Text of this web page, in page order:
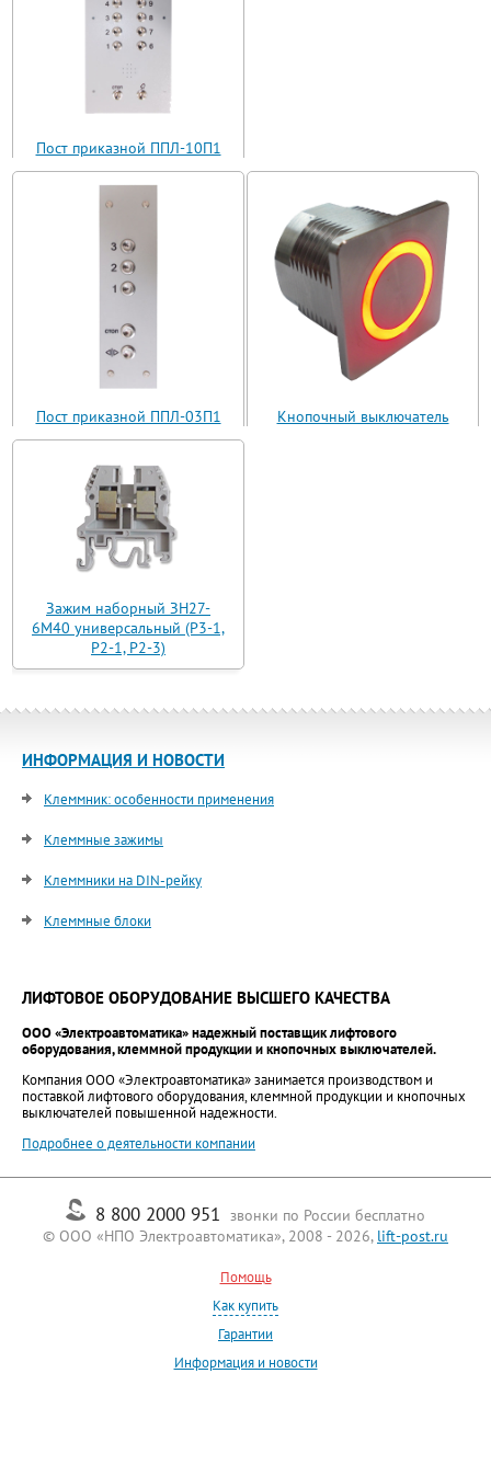
Пост приказной ППЛ-10П1
(ППЛ11-10)
Пост приказной ППЛ-03П1
(ППЛ11-03)
Кнопочный выключатель
Зажим наборный ЗН27-
6М40 универсальный (Р3-1,
Р2-1, Р2-3)
ИНФОРМАЦИЯ И НОВОСТИ
Клеммник: особенности применения
Клеммные зажимы
Клеммники на DIN-рейку
Клеммные блоки
ЛИФТОВОЕ ОБОРУДОВАНИЕ ВЫСШЕГО КАЧЕСТВА
ООО «Электроавтоматика» надежный поставщик лифтового
оборудования, клеммной продукции и кнопочных выключателей.
Компания ООО «Электроавтоматика» занимается производством и
поставкой лифтового оборудования, клеммной продукции и кнопочных
выключателей повышенной надежности.
Подробнее о деятельности компании
8 800 2000 951 звонки по России бесплатно
© ООО «НПО Электроавтоматика», 2008 - 2026, lift-post.ru
Помощь
Как купить
Гарантии
Информация и новости